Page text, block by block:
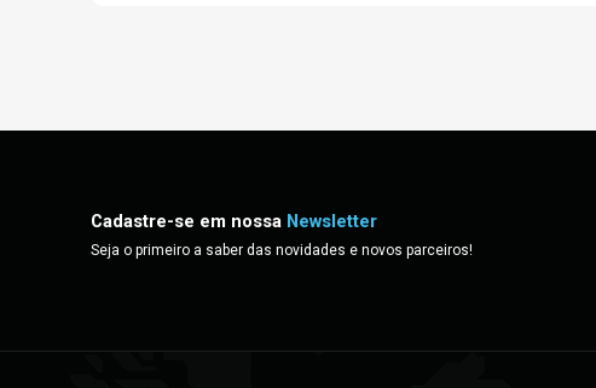
Cadastre-se em nossa Newsletter
Seja o primeiro a saber das novidades e novos parceiros!